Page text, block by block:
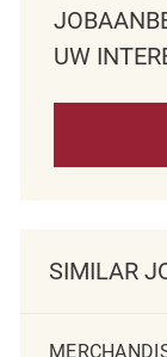
UW
SIMILAR